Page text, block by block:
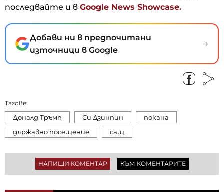
последвайте и в Google News Showcase.
Добави ни в предпочитани
източници в Google
→
Тагове:
Доналд Тръмп Си Дзинпин
покана
държавно посещение
сащ
НАПИШИ КОМЕНТАР КЪМ КОМЕНТАРИТЕ